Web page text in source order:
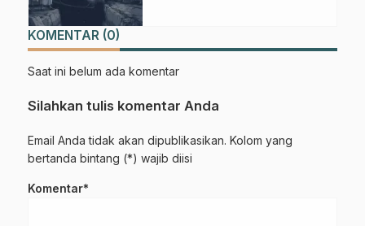
Dapatkan info kegiatan, kajian, dan berita terbaru langsung dari
KOMENTAR (0)
Saat ini belum ada komentar
Silahkan tulis komentar Anda
Email Anda tidak akan dipublikasikan. Kolom yang
bertanda bintang (*) wajib diisi
Komentar*